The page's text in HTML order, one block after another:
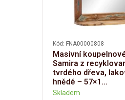
Kód: FNA00000808
Masivní
Samira z
tvrdého dřeva,
hnědé – 57×1...
Skladem